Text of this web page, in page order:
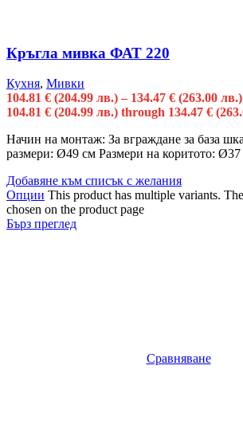
Кръгла мивка ФАТ 220
Кухня, Мивки
104.81 € (204.99 лв.) – 134.47 € (263.00 лв.)
104.81 € (204.99 лв.) through 134.47 €
Начин на монтаж: За вграждане за база
размери: Ø49 см Размери на коритото:
Добавяне към списък с желания
Опции This product has multiple variants.
chosen on the product page
Бърз преглед
Сравняване